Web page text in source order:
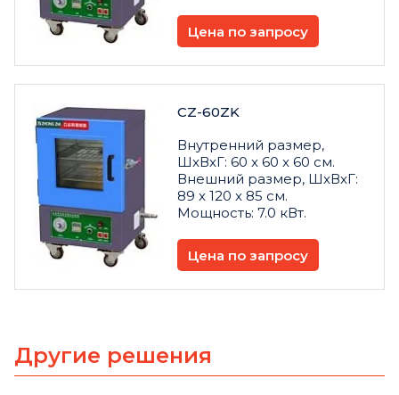
Цена по запросу
CZ-60ZK
Внутренний размер,
ШxВxГ: 60 x 60 x 60 см.
Внешний размер, ШxВxГ:
89 x 120 x 85 см.
Мощность: 7.0 кВт.
Цена по запросу
Другие решения